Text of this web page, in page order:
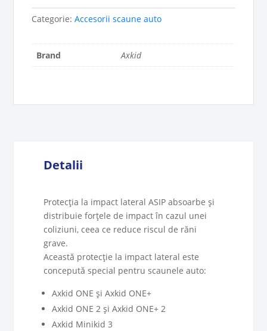
Axkid
Minikid
și
Axkid
Categorie:Accesorii scaune auto
Brand Axkid
Detalii
Protecția la impact lateral ASIP absoarbe și
distribuie forțele de impact în cazul unei
coliziuni, ceea ce reduce riscul de răni
grave.
Această protecție la impact lateral este
concepută special pentru scaunele auto:
Axkid ONE și Axkid ONE+
Axkid ONE 2 și Axkid ONE+ 2
Axkid Minikid 3